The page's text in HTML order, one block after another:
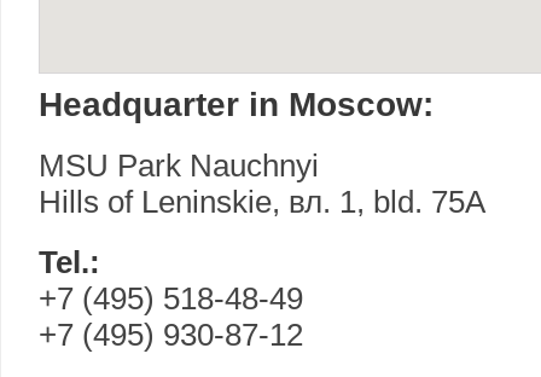
Headquarter in Moscow:
MSU Park Nauchnyi
Hills of Leninskie, вл. 1, bld. 75А
Tel.:
+7 (495) 518-48-49
+7 (495) 930-87-12